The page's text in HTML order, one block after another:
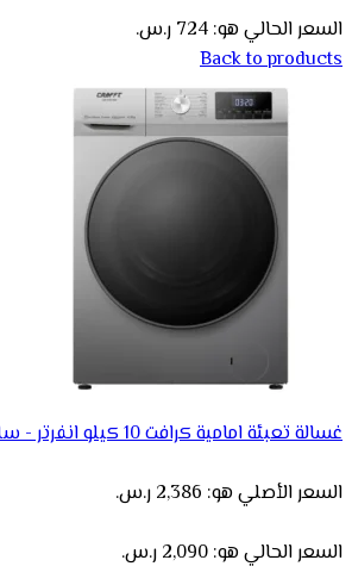
السعر الحالي هو: 724 ر.س.
Back to products
غسالة تعبئة امامية كرافت 10 كيلو انفرتر - سلفر CWF10W6DHSL
السعر الأصلي هو: 2,386 ر.س.
السعر الحالي هو: 2,090 ر.س.